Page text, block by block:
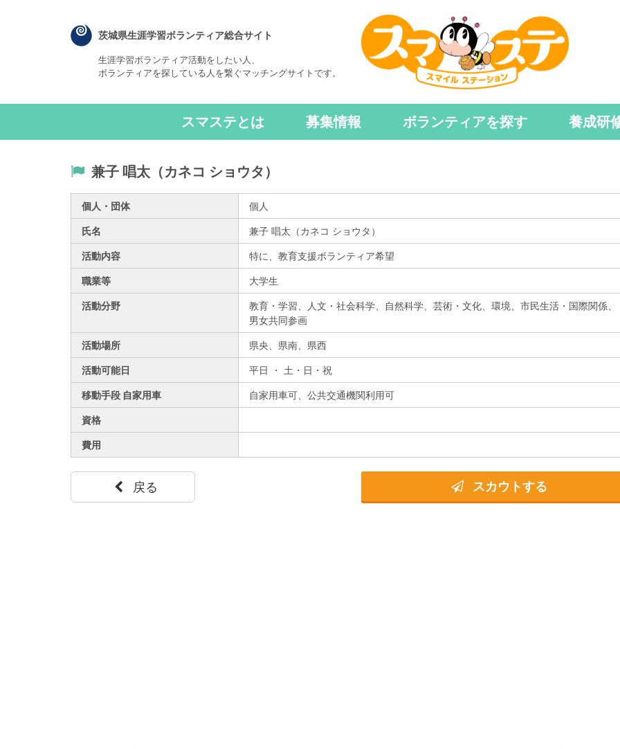
茨城県生涯学習ボランティア総合サイト
生涯学習ボランティア活動をしたい人、
ボランティアを探している人を繋ぐマッチングサイトです。
スマステとは 募集情報 ボランティアを探す 養成研
兼子 唱太（カネコ ショウタ）
個人・団体 個人
氏名 兼子 唱太（カネコ ショウタ）
活動内容 特に、教育支援ボランティア希望
職業等 大学生
活動分野
教育・学習、人文・社会科学、自然科学、芸術・文化、環境、市民生活・国際関係、
男女共同参画
活動場所 県央、 県南、 県西
活動可能日 平日 ・ 土・日・祝
移動手段 自家用車 自家用車可、公共交通機関利用可
資格
費用
戻る スカウトする